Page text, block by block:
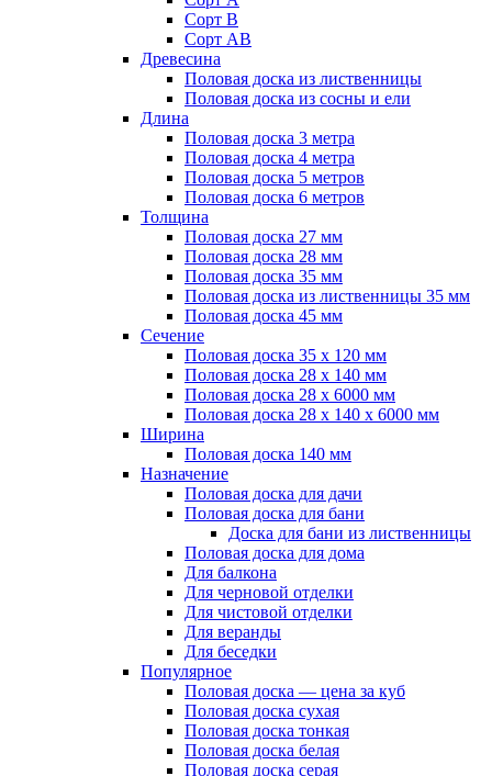
Сорт В
Сорт АВ
Древесина
Половая доска из лиственницы
Половая доска из сосны и ели
Длина
Половая доска 3 метра
Половая доска 4 метра
Половая доска 5 метров
Половая доска 6 метров
Толщина
Половая доска 27 мм
Половая доска 28 мм
Половая доска 35 мм
Половая доска из лиственницы 35 мм
Половая доска 45 мм
Сечение
Половая доска 35 х 120 мм
Половая доска 28 х 140 мм
Половая доска 28 х 6000 мм
Половая доска 28 х 140 х 6000 мм
Ширина
Половая доска 140 мм
Назначение
Половая доска для дачи
Половая доска для бани
Доска для бани из лиственницы
Половая доска для дома
Для балкона
Для черновой отделки
Для чистовой отделки
Для веранды
Для беседки
Популярное
Половая доска — цена за куб
Половая доска сухая
Половая доска тонкая
Половая доска белая
Половая доска серая